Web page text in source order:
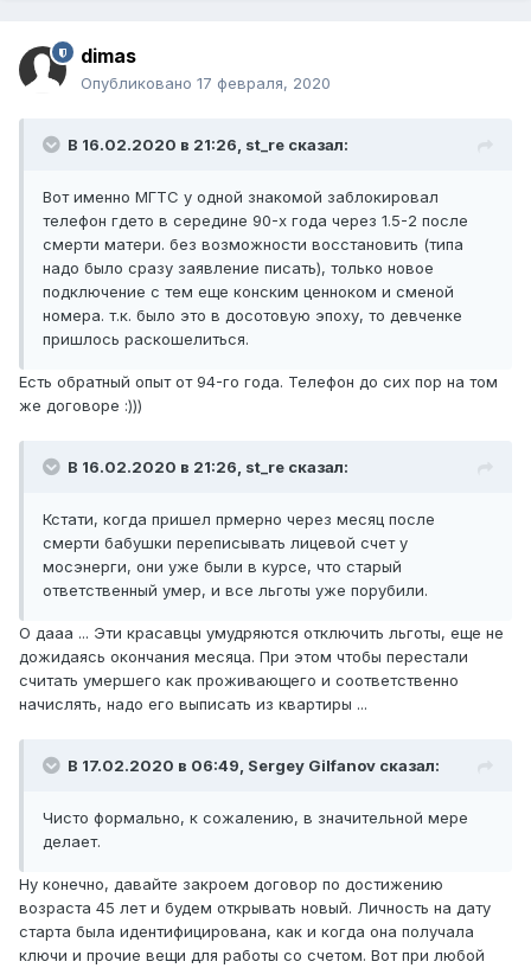
dimas
Опубликовано 17 февраля, 2020
В 16.02.2020 в 21:26, st_re сказал:
Вот именно МГТС у одной знакомой заблокировал
телефон гдето в середине 90-х года через 1.5-2 после
смерти матери. без возможности восстановить (типа
надо было сразу заявление писать), только новое
подключение с тем еще конским ценноком и сменой
номера. т.к. было это в досотовую эпоху, то девченке
пришлось раскошелиться.
Есть обратный опыт от 94-го года. Телефон до сих пор на том
же договоре :)))
В 16.02.2020 в 21:26, st_re сказал:
Кстати, когда пришел прмерно через месяц после
смерти бабушки переписывать лицевой счет у
мосэнерги, они уже были в курсе, что старый
ответственный умер, и все льготы уже порубили.
О дааа ... Эти красавцы умудряются отключить льготы, еще не
дожидаясь окончания месяца. При этом чтобы перестали
считать умершего как проживающего и соответственно
начислять, надо его выписать из квартиры ...
В 17.02.2020 в 06:49, Sergey Gilfanov сказал:
Чисто формально, к сожалению, в значительной мере
делает.
Ну конечно, давайте закроем договор по достижению
возраста 45 лет и будем открывать новый. Личность на дату
старта была идентифицирована, как и когда она получала
ключи и прочие вещи для работы со счетом. Вот при любой